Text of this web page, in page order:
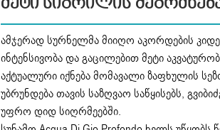
Მეტი Სიგრილის
ამჯერად სურნელმა მიიღო აკორდების
ინტენსივობა და გაცილებით მეტი
აქტუალური იქნება მომავალი ზაფხულის
უბრუნდება თავის საზღვაო საწყისებს,
უფრო დიდ სიღრმეებში.